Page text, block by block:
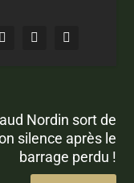
Nordin sort de
silence après le
barrage perdu !